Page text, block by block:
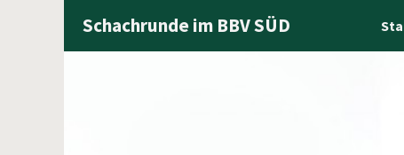
Schachrunde im BBV SÜD